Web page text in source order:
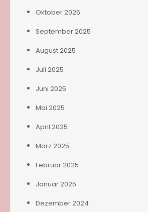
Oktober 2025
September 2025
August 2025
Juli 2025
Juni 2025
Mai 2025
April 2025
März 2025
Februar 2025
Januar 2025
Dezember 2024